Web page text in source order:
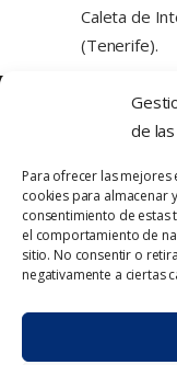
de
Para ofrecer las
cookies para almacenar
consentimiento de
el comportamiento de
sitio. No consentir o
negativamente a ciertas
Caleta de
(Tenerife).